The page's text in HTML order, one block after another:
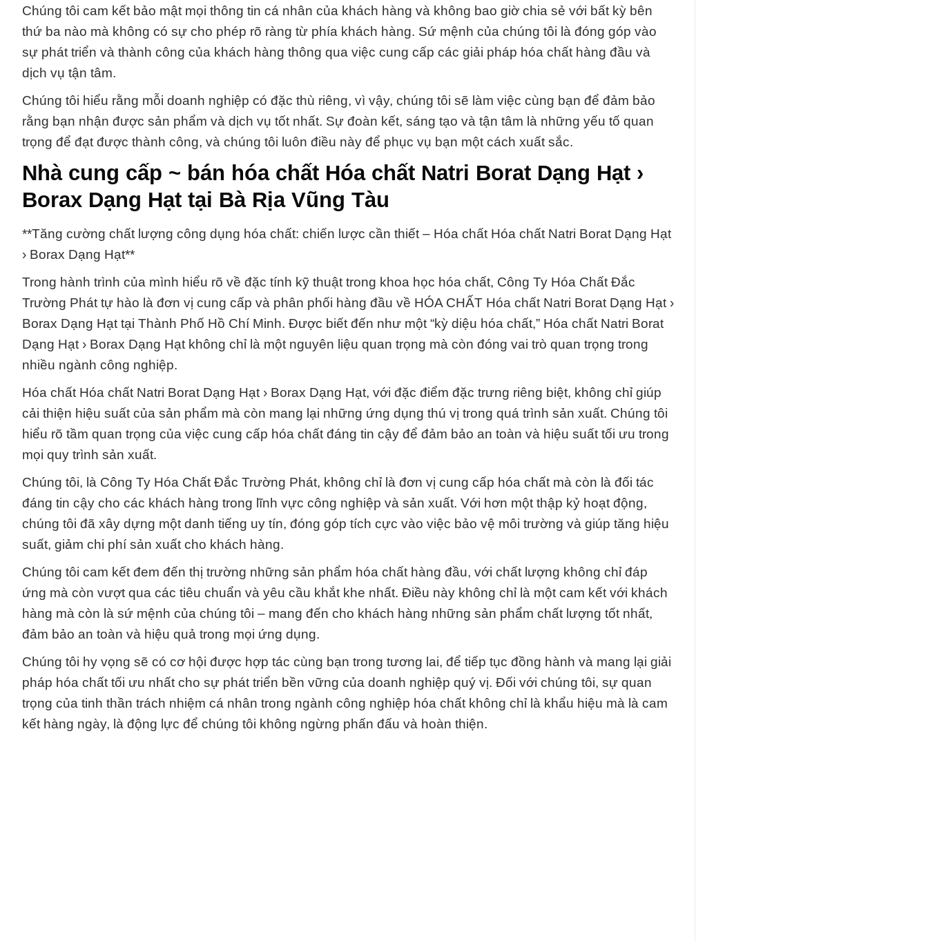
Chúng tôi cam kết bảo mật mọi thông tin cá nhân của khách hàng và không bao giờ chia sẻ với bất kỳ bên
thứ ba nào mà không có sự cho phép rõ ràng từ phía khách hàng. Sứ mệnh của chúng tôi là đóng góp vào
sự phát triển và thành công của khách hàng thông qua việc cung cấp các giải pháp hóa chất hàng đầu và
dịch vụ tận tâm.
Chúng tôi hiểu rằng mỗi doanh nghiệp có đặc thù riêng, vì vậy, chúng tôi sẽ làm việc cùng bạn để đảm bảo
rằng bạn nhận được sản phẩm và dịch vụ tốt nhất. Sự đoàn kết, sáng tạo và tận tâm là những yếu tố quan
trọng để đạt được thành công, và chúng tôi luôn điều này để phục vụ bạn một cách xuất sắc.
Nhà cung cấp ~ bán hóa chất Hóa chất Natri Borat Dạng Hạt ›
Borax Dạng Hạt tại Bà Rịa Vũng Tàu
**Tăng cường chất lượng công dụng hóa chất: chiến lược cần thiết – Hóa chất Hóa chất Natri Borat Dạng Hạt
› Borax Dạng Hạt**
Trong hành trình của mình hiểu rõ về đặc tính kỹ thuật trong khoa học hóa chất, Công Ty Hóa Chất Đắc
Trường Phát tự hào là đơn vị cung cấp và phân phối hàng đầu về HÓA CHẤT Hóa chất Natri Borat Dạng Hạt ›
Borax Dạng Hạt tại Thành Phố Hồ Chí Minh. Được biết đến như một “kỳ diệu hóa chất,” Hóa chất Natri Borat
Dạng Hạt › Borax Dạng Hạt không chỉ là một nguyên liệu quan trọng mà còn đóng vai trò quan trọng trong
nhiều ngành công nghiệp.
Hóa chất Hóa chất Natri Borat Dạng Hạt › Borax Dạng Hạt, với đặc điểm đặc trưng riêng biệt, không chỉ giúp
cải thiện hiệu suất của sản phẩm mà còn mang lại những ứng dụng thú vị trong quá trình sản xuất. Chúng tôi
hiểu rõ tầm quan trọng của việc cung cấp hóa chất đáng tin cậy để đảm bảo an toàn và hiệu suất tối ưu trong
mọi quy trình sản xuất.
Chúng tôi, là Công Ty Hóa Chất Đắc Trường Phát, không chỉ là đơn vị cung cấp hóa chất mà còn là đối tác
đáng tin cậy cho các khách hàng trong lĩnh vực công nghiệp và sản xuất. Với hơn một thập kỷ hoạt động,
chúng tôi đã xây dựng một danh tiếng uy tín, đóng góp tích cực vào việc bảo vệ môi trường và giúp tăng hiệu
suất, giảm chi phí sản xuất cho khách hàng.
Chúng tôi cam kết đem đến thị trường những sản phẩm hóa chất hàng đầu, với chất lượng không chỉ đáp
ứng mà còn vượt qua các tiêu chuẩn và yêu cầu khắt khe nhất. Điều này không chỉ là một cam kết với khách
hàng mà còn là sứ mệnh của chúng tôi – mang đến cho khách hàng những sản phẩm chất lượng tốt nhất,
đảm bảo an toàn và hiệu quả trong mọi ứng dụng.
Chúng tôi hy vọng sẽ có cơ hội được hợp tác cùng bạn trong tương lai, để tiếp tục đồng hành và mang lại giải
pháp hóa chất tối ưu nhất cho sự phát triển bền vững của doanh nghiệp quý vị. Đối với chúng tôi, sự quan
trọng của tinh thần trách nhiệm cá nhân trong ngành công nghiệp hóa chất không chỉ là khẩu hiệu mà là cam
kết hàng ngày, là động lực để chúng tôi không ngừng phấn đấu và hoàn thiện.